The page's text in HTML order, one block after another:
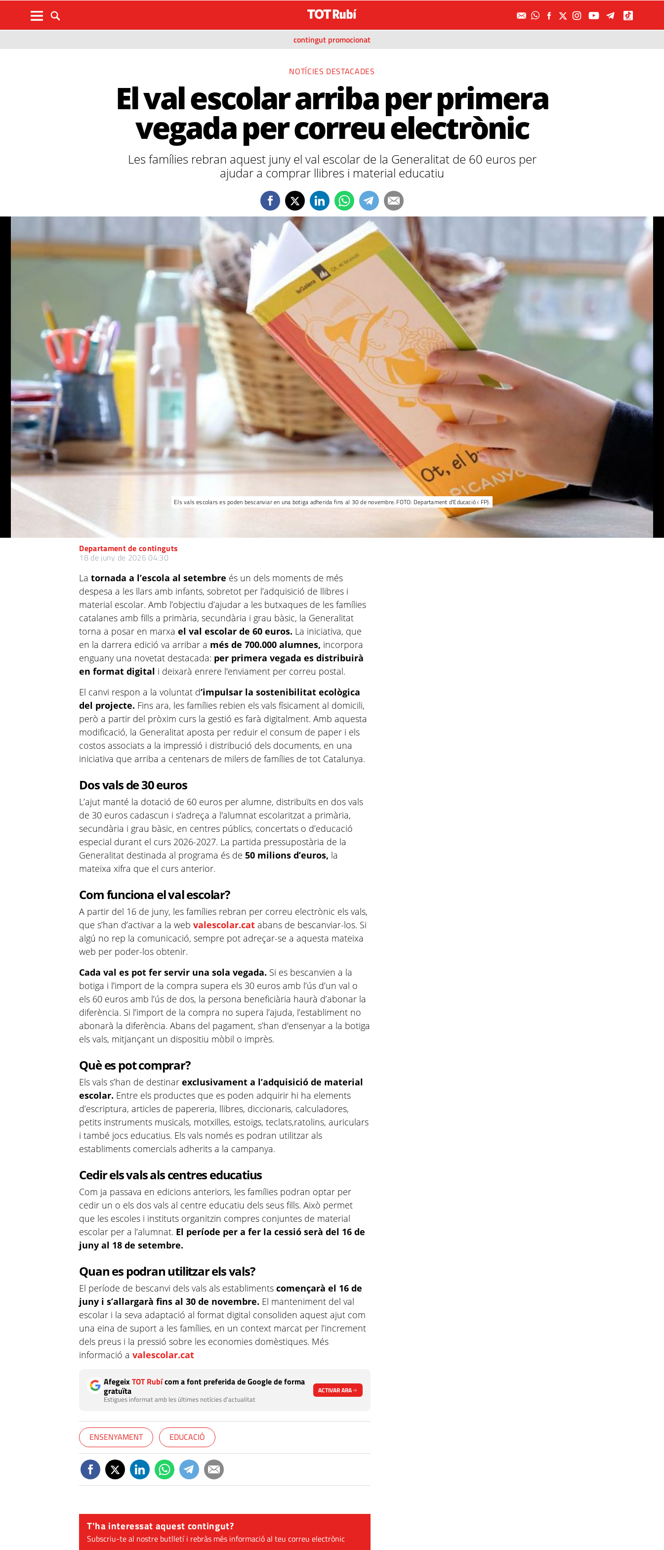
contingut promocionat
NOTÍCIES DESTACADES
El val escolar arriba per primera
vegada per correu electrònic
Les famílies rebran aquest juny el val escolar de la Generalitat de 60 euros per
ajudar a comprar llibres i material educatiu
Els vals escolars es poden bescanviar en una botiga adherida fins al 30 de novembre. FOTO: Departament d'Educació i FP).
Departament de continguts
18 de juny de 2026 04:30
Latornada a l’escola al setembre és un dels moments de més
despesa a les llars amb infants, sobretot per l’adquisició de llibres i
material escolar. Amb l’objectiu d’ajudar a les butxaques de les famílies
catalanes amb fills a primària, secundària i grau bàsic, la Generalitat
torna a posar en marxa el val escolar de 60 euros. La iniciativa, que
en la darrera edició va arribar a més de 700.000 alumnes, incorpora
enguany una novetat destacada: per primera vegada es distribuirà
en format digital i deixarà enrere l'enviament per correu postal.
El canvi respon a la voluntat d’impulsar la sostenibilitat ecològica
del projecte. Fins ara, les famílies rebien els vals físicament al domicili,
però a partir del pròxim curs la gestió es farà digitalment. Amb aquesta
modificació, la Generalitat aposta per reduir el consum de paper i els
costos associats a la impressió i distribució dels documents, en una
iniciativa que arriba a centenars de milers de famílies de tot Catalunya.
Dos vals de 30 euros
L’ajut manté la dotació de 60 euros per alumne, distribuïts en dos vals
de 30 euros cadascun i s'adreça a l'alumnat escolaritzat a primària,
secundària i grau bàsic, en centres públics, concertats o d’educació
especial durant el curs 2026-2027. La partida pressupostària de la
Generalitat destinada al programa és de50 milions d’euros, la
mateixa xifra que el curs anterior.
Com funciona el val escolar?
A partir del 16 de juny, les famílies rebran per correu electrònic els vals,
que s’han d’activar a la webvalescolar.cat abans de bescanviar-los. Si
algú no rep la comunicació, sempre pot adreçar-se a aquesta mateixa
web per poder-los obtenir.
Cada val es pot fer servir una sola vegada. Si es bescanvien a la
botiga i l’import de la compra supera els 30 euros amb l’ús d’un val o
els 60 euros amb l’ús de dos, la persona beneficiària haurà d’abonar la
diferència. Si l’import de la compra no supera l’ajuda, l’establiment no
abonarà la diferència. Abans del pagament, s’han d'ensenyar a la botiga
els vals, mitjançant un dispositiu mòbil o imprès.
Què es pot comprar?
Els vals s’han de destinarexclusivament a l’adquisició de material
escolar. Entre els productes que es poden adquirir hi ha elements
d’escriptura, articles de papereria, llibres, diccionaris, calculadores,
petits instruments musicals, motxilles, estoigs, teclats,ratolins, auriculars
i també jocs educatius. Els vals només es podran utilitzar als
establiments comercials adherits a la campanya.
Cedir els vals als centres educatius
Com ja passava en edicions anteriors, les famílies podran optar per
cedir un o els dos vals al centre educatiu dels seus fills. Això permet
que les escoles i instituts organitzin compres conjuntes de material
escolar per a l’alumnat. El període per a fer la cessió serà del 16 de
juny al 18 de setembre.
Quan es podran utilitzar els vals?
El període de bescanvi dels vals als establiments començarà el 16 de
juny i s’allargarà fins al 30 de novembre. El manteniment del val
escolar i la seva adaptació al format digital consoliden aquest ajut com
una eina de suport a les famílies, en un context marcat per l’increment
dels preus i la pressió sobre les economies domèstiques. Més
informació avalescolar.cat
AfegeixTOT Rubícom a font preferida de Google de forma
gratuïta
Estigues informat amb les últimes notícies d'actualitat
ACTIVAR ARA
ENSENYAMENT EDUCACIÓ
T'ha interessat aquest contingut?
Subscriu-te al nostre butlletí i rebràs més informació al teu correu electrònic